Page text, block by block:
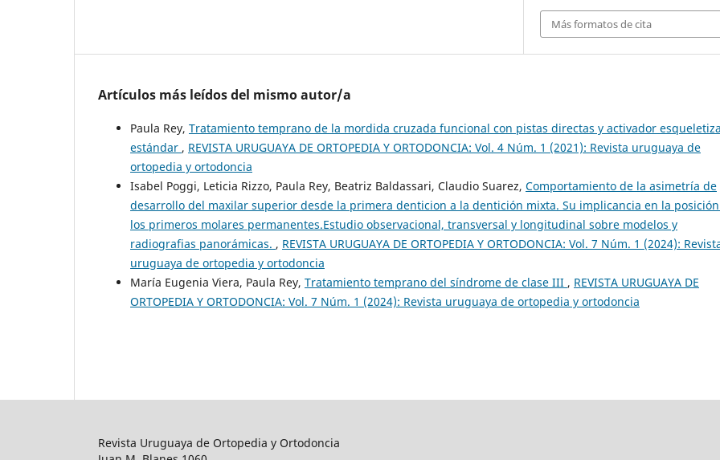
Más formatos de cita
Artículos más leídos del mismo autor/a
Paula Rey, Tratamiento temprano de la mordida cruzada funcional con pistas directas y activador
estándar , REVISTA URUGUAYA DE ORTOPEDIA Y ORTODONCIA: Vol. 4 Núm. 1 (2021): Revista uruguaya de
ortopedia y ortodoncia
Isabel Poggi, Leticia Rizzo, Paula Rey, Beatriz Baldassari, Claudio Suarez, Comportamiento de la asimetría de
desarrollo del maxilar superior desde la primera denticion a la dentición mixta. Su implicancia en la
los primeros molares permanentes.Estudio observacional, transversal y longitudinal sobre modelos y
radiografias panorámicas. , REVISTA URUGUAYA DE ORTOPEDIA Y ORTODONCIA: Vol. 7 Núm. 1 (2024):
uruguaya de ortopedia y ortodoncia
María Eugenia Viera, Paula Rey, Tratamiento temprano del síndrome de clase III , REVISTA URUGUAYA DE
ORTOPEDIA Y ORTODONCIA: Vol. 7 Núm. 1 (2024): Revista uruguaya de ortopedia y ortodoncia
Revista Uruguaya de Ortopedia y Ortodoncia